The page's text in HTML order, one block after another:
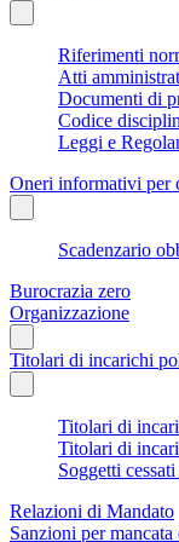
Riferimenti
Atti
Documenti di
Codice
Leggi e
Oneri informativi per
Scadenzario
Burocrazia zero
Organizzazione
Titolari di incarichi
Titolari di
Titolari di
Soggetti
Relazioni di Mandato
Sanzioni per